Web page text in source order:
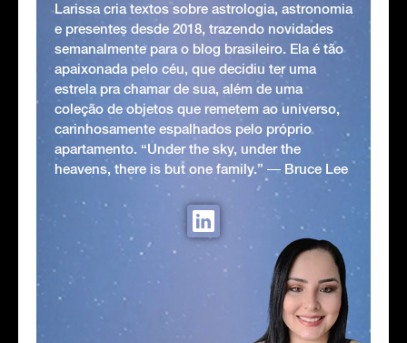
Larissa cria textos sobre astrologia, astronomia
e presentes desde 2018, trazendo novidades
semanalmente para o blog brasileiro. Ela é tão
apaixonada pelo céu, que decidiu ter uma
estrela pra chamar de sua, além de uma
coleção de objetos que remetem ao universo,
carinhosamente espalhados pelo próprio
apartamento. “Under the sky, under the
heavens, there is but one family.” ― Bruce Lee